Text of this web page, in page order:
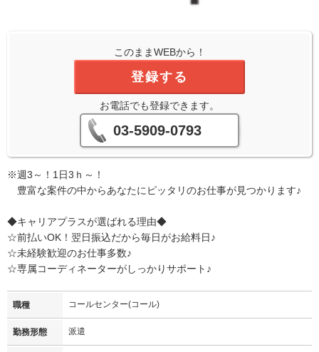
このままWEBから！
登録する
お電話でも登録できます。
03-5909-0793
※週3～！1日3ｈ～！
豊富な案件の中からあなたにピッタリのお仕事が見つかります♪
◆キャリアプラスが選ばれる理由◆
☆前払いOK！翌日振込だから毎日がお給料日♪
☆未経験歓迎のお仕事多数♪
☆専属コーディネーターがしっかりサポート♪
職種 コールセンター(コール)
勤務形態 派遣